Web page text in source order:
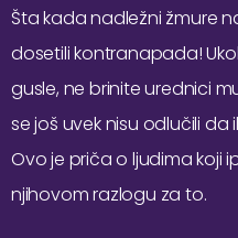
Šta kada nadležni žmure
dosetili kontranapada!
gusle, ne brinite urednici
se još uvek nisu odlučili da
Ovo je priča o ljudima koji
njihovom razlogu za to.